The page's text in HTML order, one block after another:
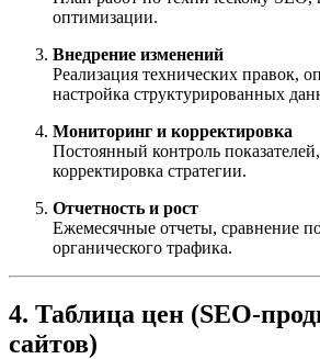
оптимизации.
Внедрение изменений
Реализация технических правок,
настройка структурированных
Мониторинг и корректировка
Постоянный контроль
корректировка стратегии.
Отчетность и рост
Ежемесячные отчеты, сравнение
органического трафика.
4. Таблица цен (SEO-
сайтов)